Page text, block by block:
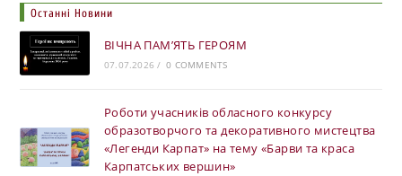
Останні Новини
ВІЧНА ПАМ’ЯТЬ ГЕРОЯМ
07.07.2026 / 0 COMMENTS
Роботи учасників обласного конкурсу
образотворчого та декоративного мистецтва
«Легенди Карпат» на тему «Барви та краса
Карпатських вершин»